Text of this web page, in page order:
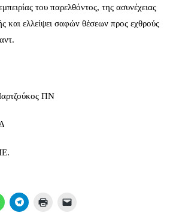
του παρελθόντος, της ασυνέχειας
και ελλείψει σαφών θέσεων προς εχθρούς
ΠΝ